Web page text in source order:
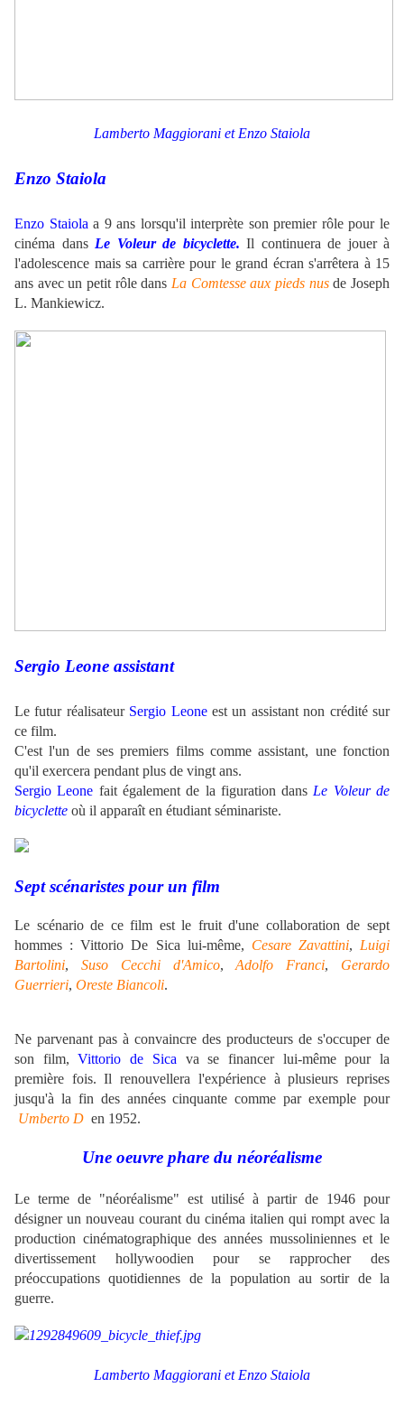
Lamberto Maggiorani et Enzo Staiola
Enzo Staiola
Enzo Staiola a 9 ans lorsqu'il interprète son premier rôle pour le
cinéma dans Le Voleur de bicyclette. Il continuera de jouer à
l'adolescence mais sa carrière pour le grand écran s'arrêtera à 15
ans avec un petit rôle dans La Comtesse aux pieds nusde Joseph
L. Mankiewicz.
Sergio Leone assistant
Le futur réalisateur Sergio Leoneest un assistant non crédité sur
ce film.
C'est l'un de ses premiers films comme assistant, une fonction
qu'il exercera pendant plus de vingt ans.
Sergio Leone fait également de la figuration dans Le Voleur de
bicyclette où il apparaît en étudiant séminariste.
Sept scénaristes pour un film
Le scénario de ce film est le fruit d'une collaboration de sept
hommes : Vittorio De Sica lui-même, Cesare Zavattini, Luigi
Bartolini, Suso Cecchi d'Amico,Adolfo Franci, Gerardo
Guerrieri, Oreste Biancoli.
Ne parvenant pas à convaincre des producteurs de s'occuper de
son film,Vittorio de Sica va se financer lui-même pour la
première fois. Il renouvellera l'expérience à plusieurs reprises
jusqu'à la fin des années cinquante comme par exemple pour
Umberto D en 1952.
Une oeuvre phare du néoréalisme
Le terme de "néoréalisme" est utilisé à partir de 1946 pour
désigner un nouveau courant du cinéma italien qui rompt avec la
production cinématographique des années mussoliniennes et le
divertissement hollywoodien pour se rapprocher des
préoccupations quotidiennes de la population au sortir de la
guerre.
Lamberto Maggiorani et Enzo Staiola